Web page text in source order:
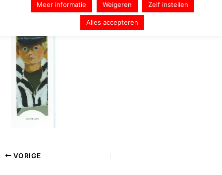
VORIGE
Meer informatie Weigeren Zelf instellen
Alles accepteren